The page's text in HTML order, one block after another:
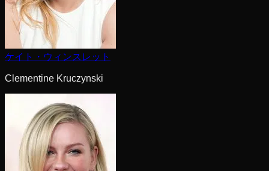
ケイト・ウィンスレット
Clementine Kruczynski